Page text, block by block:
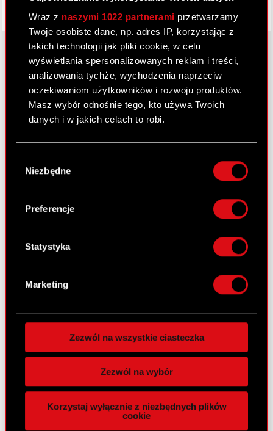
Wraz z naszymi 1022 partnerami przetwarzamy
Twoje osobiste dane, np. adres IP, korzystając z
takich technologii jak pliki cookie, w celu
wyświetlania spersonalizowanych reklam i treści,
analizowania tychże, wychodzenia naprzeciw
oczekiwaniom użytkowników i rozwoju produktów.
Masz wybór odnośnie tego, kto używa Twoich
danych i w jakich celach to robi.
Gromadzić dane dotyczące Twojej
lokalizacji geograficznej z dokładnością nawet
Identyfikować Twoje urządzenie, aktywnie
analizując charakteryzującego je zbiory
palca)
osobiste dane są przetwarzane oraz ustaw własne
preferencje w
. W Deklaracji
zgodę w dowolnej chwili.
funkcje społecznościowe i analizować ruch w
naszej witrynie. Informacje o tym, jak korzystasz
z naszej witryny, udostępniamy partnerom
społecznościowym, reklamowym i analitycznym.
zgody
Niezbędne
Preferencje
Statystyka
Marketing
Zezwól na wszystkie ciasteczka
Zezwól na wybór
Korzystaj wyłącznie z niezbędnych plików
cookie
O CD PROJEKT
Grupa Kapitałowa
Zrównoważony rozwój
Kontakt
Cyberpunk 2077: Widmo Wolności
Cyberpunk 2077
Wiedźmin 3: Dziki Gon
Wiedźmin 2: Zabójcy Królów
Wiedźmin